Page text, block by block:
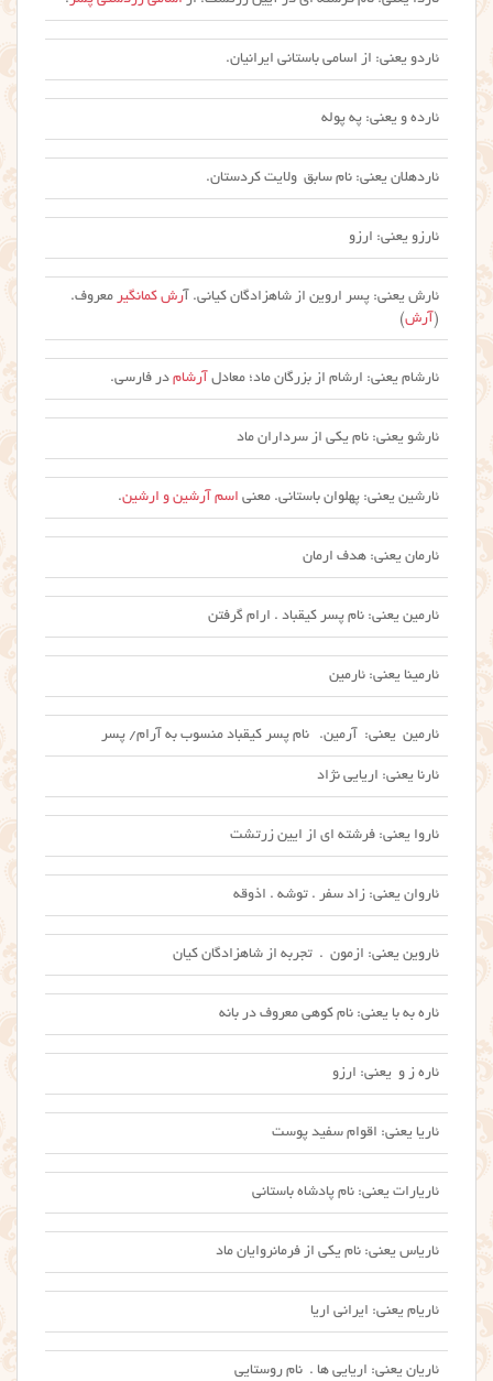
ئاردو یعنی: از اسامی باستانی ایرانیان.
ئارده و یعنی: په پوله
ئاردهلان یعنی: نام سابق ولایت کردستان.
ئارزو یعنی: ارزو
ئارش یعنی: پسر اروین از شاهزادگان کیانی. آرش کمانگیر معروف.
( آرش)
ئارشام یعنی: ارشام از بزرگان ماد؛ معادل آرشام در فارسی.
ئارشو یعنی: نام یکی از سرداران ماد
ئارشین یعنی: پهلوان باستانی. معنی اسم آرشین و ارشین.
ئارمان یعنی: هدف ارمان
ئارمین یعنی: نام پسر کیقباد . ارام گرفتن
ئارمینا یعنی: ئارمین
ئارمین یعنی: آرمین. نام پسر کیقباد منسوب به آرام/ پسر
ئارنا یعنی: اریایی نژاد
ئاروا یعنی: فرشته ای از ایین زرتشت
ئاروان یعنی: زاد سفر . توشه . اذوقه
ئاروین یعنی: ازمون . تجربه از شاهزادگان کیان
ئاره به با یعنی: نام کوهی معروف در بانه
ئاره ز و یعنی: ارزو
ئاریا یعنی: اقوام سفید پوست
ئاریارات یعنی: نام پادشاه باستانی
ئاریاس یعنی: نام یکی از فرمانروایان ماد
ئاریام یعنی: ایرانی اریا
ئاریان یعنی: اریایی ها . نام روستایی